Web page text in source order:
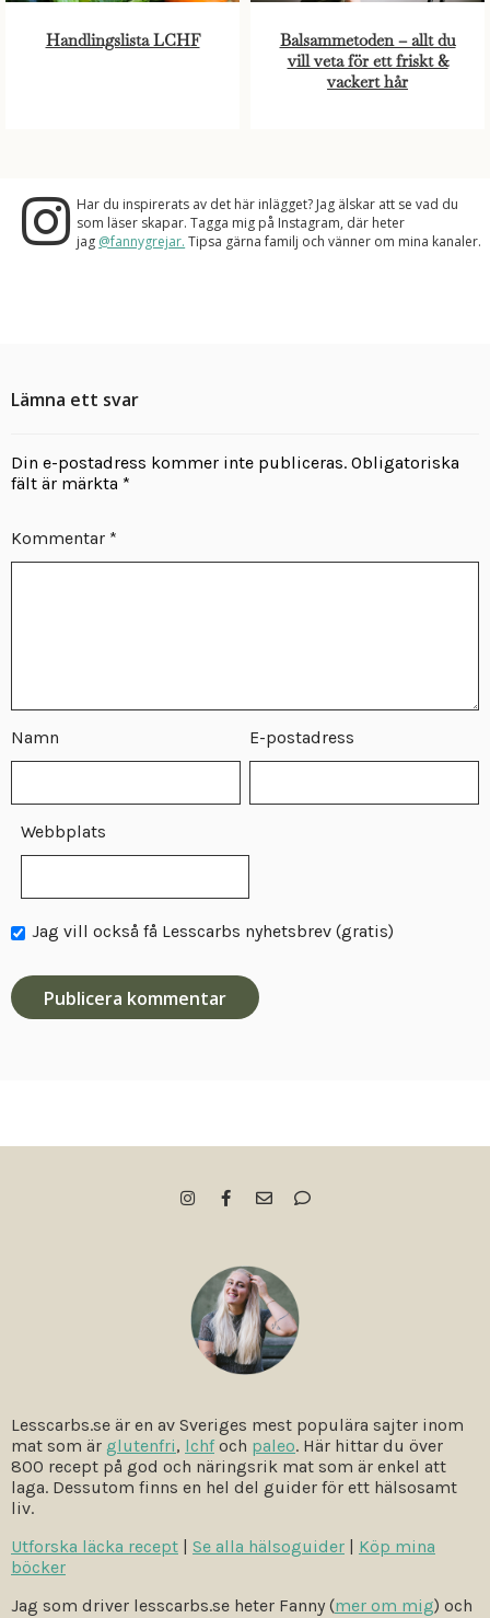
Handlingslista LCHF
Balsammetoden – allt du
vill veta för ett friskt &
vackert hår
Har du inspirerats av det här inlägget? Jag älskar att se vad du
som läser skapar. Tagga mig på Instagram, där heter
jag @fannygrejar. Tipsa gärna familj och vänner om mina kanaler.
Lämna ett svar
Din e-postadress kommer inte publiceras. Obligatoriska
fält är märkta *
Kommentar *
Namn E-postadress
Webbplats
Jag vill också få Lesscarbs nyhetsbrev (gratis)
Lesscarbs.se är en av Sveriges mest populära sajter inom
mat som är glutenfri, lchfoch paleo. Här hittar du över
800 recept på god och näringsrik mat som är enkel att
laga. Dessutom finns en hel del guider för ett hälsosamt
liv.
Utforska läcka recept
Se alla hälsoguider
Köp mina
böcker
Jag som driver lesscarbs.se heter Fanny (mer om mig) och